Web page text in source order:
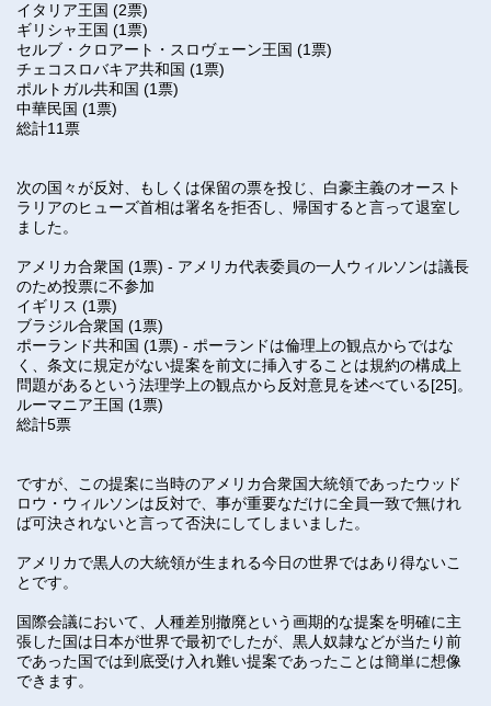
イタリア王国 (2票)
ギリシャ王国 (1票)
セルブ・クロアート・スロヴェーン王国 (1票)
チェコスロバキア共和国 (1票)
ポルトガル共和国 (1票)
中華民国 (1票)
総計11票
次の国々が反対、もしくは保留の票を投じ、白豪主義のオースト
ラリアのヒューズ首相は署名を拒否し、帰国すると言って退室し
ました。
アメリカ合衆国 (1票) - アメリカ代表委員の一人ウィルソンは議長
のため投票に不参加
イギリス (1票)
ブラジル合衆国 (1票)
ポーランド共和国 (1票) - ポーランドは倫理上の観点からではな
く、条文に規定がない提案を前文に挿入することは規約の構成上
問題があるという法理学上の観点から反対意見を述べている[25]。
ルーマニア王国 (1票)
総計5票
ですが、この提案に当時のアメリカ合衆国大統領であったウッド
ロウ・ウィルソンは反対で、事が重要なだけに全員一致で無けれ
ば可決されないと言って否決にしてしまいました。
アメリカで黒人の大統領が生まれる今日の世界ではあり得ないこ
とです。
国際会議において、人種差別撤廃という画期的な提案を明確に主
張した国は日本が世界で最初でしたが、黒人奴隷などが当たり前
であった国では到底受け入れ難い提案であったことは簡単に想像
できます。